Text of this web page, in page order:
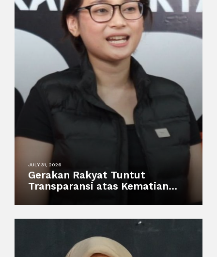
JULY 31, 2026
Gerakan Rakyat Tuntut
Transparansi atas Kematian
Semarang Zoo